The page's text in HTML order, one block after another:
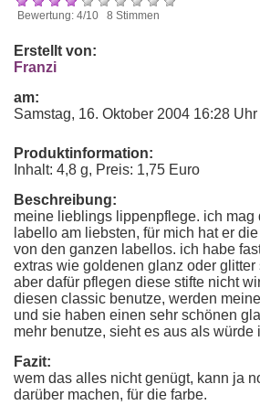
Bewertung: 4/10 8 Stimmen
Erstellt von:
Franzi
am:
Samstag, 16. Oktober 2004 16:28 Uhr
Produktinformation:
Inhalt: 4,8 g, Preis: 1,75 Euro
Beschreibung:
meine lieblings lippenpflege. ich mag
labello am liebsten, für mich hat er
von den ganzen labellos. ich habe
extras wie goldenen glanz oder glitter
aber dafür pflegen diese stifte nicht
diesen classic benutze, werden
und sie haben einen sehr schönen
mehr benutze, sieht es aus als würde
Fazit:
wem das alles nicht genügt, kann ja
darüber machen, für die farbe.